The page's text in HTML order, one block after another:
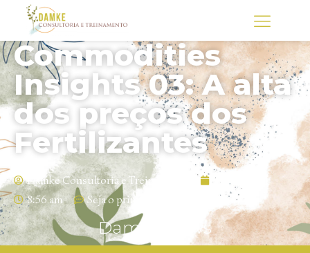
Commodities
Insights 03: A alta
dos preços dos
Fertilizantes
Damke Consultoria e Treinamento
14/09/2021
8:56 am
Seja o primeiro a comentar
Damke News